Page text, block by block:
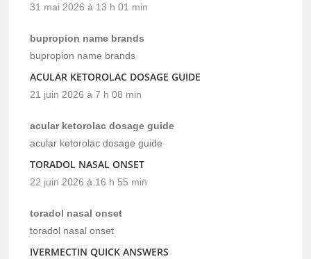
31 mai 2026 à 13 h 01 min
bupropion name brands
bupropion name brands
ACULAR KETOROLAC DOSAGE GUIDE
21 juin 2026 à 7 h 08 min
acular ketorolac dosage guide
acular ketorolac dosage guide
TORADOL NASAL ONSET
22 juin 2026 à 16 h 55 min
toradol nasal onset
toradol nasal onset
IVERMECTIN QUICK ANSWERS